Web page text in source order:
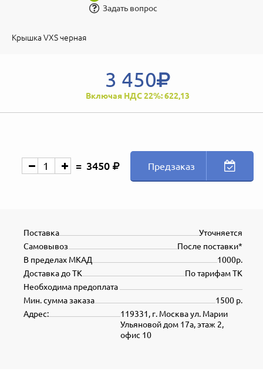
Задать вопрос
Крышка VXS черная
3 450
Включая НДС 22%: 622,13
3450 Предзаказ
Уточняется
Поставка
После поставки*
Самовывоз
1000р.
В пределах МКАД
По тарифам ТК
Доставка до ТК
Необходима предоплата
1500 р.
Мин. сумма заказа
119331, г. Москва ул. Марии
Ульяновой дом 17а, этаж 2,
офис 10
Адрес: